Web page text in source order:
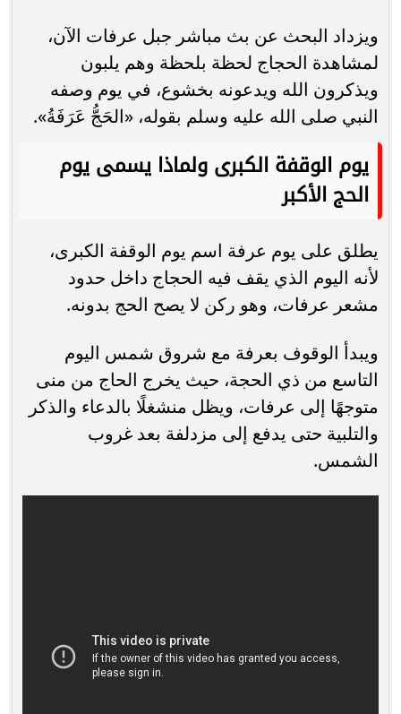
ويزداد البحث عن بث مباشر جبل عرفات الآن،
لمشاهدة الحجاج لحظة بلحظة وهم يلبون
ويذكرون الله ويدعونه بخشوع، في يوم وصفه
النبي صلى الله عليه وسلم بقوله، «الحَجُّ عَرَفَةُ».
يوم الوقفة الكبرى ولماذا يسمى يوم
الحج الأكبر
يطلق على يوم عرفة اسم يوم الوقفة الكبرى،
لأنه اليوم الذي يقف فيه الحجاج داخل حدود
مشعر عرفات، وهو ركن لا يصح الحج بدونه.
ويبدأ الوقوف بعرفة مع شروق شمس اليوم
التاسع من ذي الحجة، حيث يخرج الحاج من منى
متوجهًا إلى عرفات، ويظل منشغلًا بالدعاء والذكر
والتلبية حتى يدفع إلى مزدلفة بعد غروب
الشمس.